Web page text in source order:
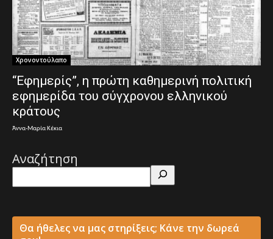
Χρονοντούλαπο
“Εφημερίς”, η πρώτη καθημερινή πολιτική
εφημερίδα του σύγχρονου ελληνικού
κράτους
Άννα-Μαρία Κέκια
Αναζήτηση
Θα ήθελες να μας στηρίξεις; Κάνε την δωρεά